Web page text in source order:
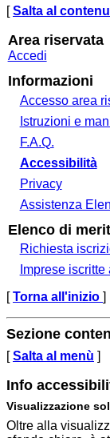
[Salta al
Area riservata
Accedi
Informazioni
Accesso area
Istruzioni e
F.A.Q.
Accessibilità
Privacy
Assistenza
Elenco di
Richiesta
Imprese
[Torna all'inizio ]
Sezione
[Salta al menù ]
Info
Visualizzazione
Oltre alla